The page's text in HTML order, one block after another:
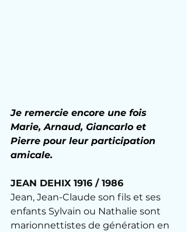
Je remercie encore une fois
Marie, Arnaud, Giancarlo et
Pierre pour leur participation
amicale.
JEAN DEHIX 1916 / 1986
Jean, Jean-Claude son fils et ses
enfants Sylvain ou Nathalie sont
marionnettistes de génération en